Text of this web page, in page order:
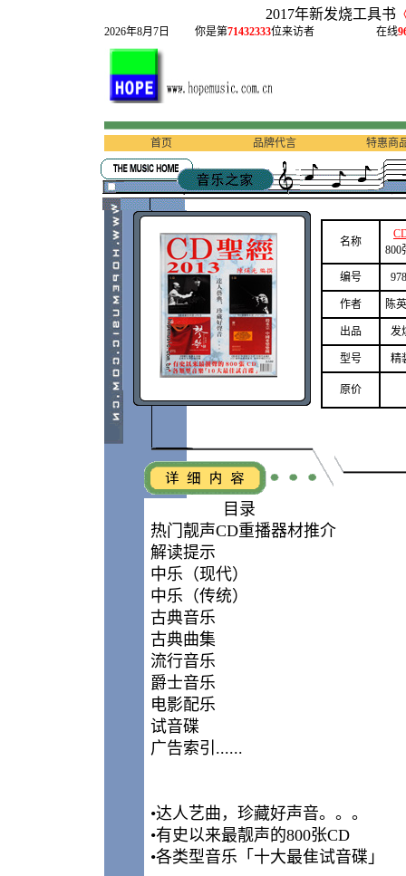
2017年新发烧工具书
2026年8月7日 你是第71432333位来访者 在线
首页 品牌代言 特惠商
名称
编号
作者 陈
出品 发
型号 精
原价
目录
热门靓声CD重播器材推介
解读提示
中乐（现代）
中乐（传统）
古典音乐
古典曲集
流行音乐
爵士音乐
电影配乐
试音碟
广告索引......
•达人艺曲，珍藏好声音。。。
•有史以来最靓声的800张CD
•各类型音乐「十大最隹试音碟」